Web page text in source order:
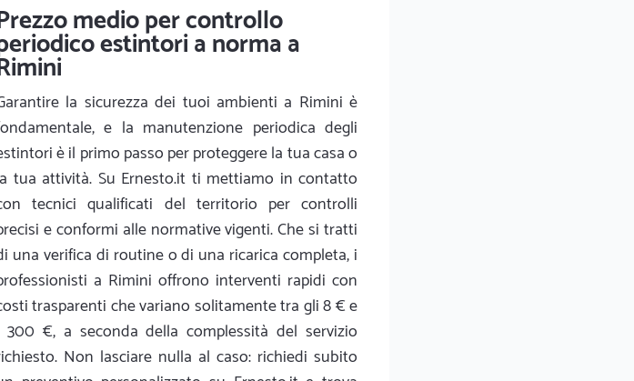
medio per controllo
estintori a norma a
la sicurezza dei tuoi ambienti a Rimini è
e la manutenzione periodica degli
è il primo passo per proteggere la tua casa o
tua attività. Su Ernesto.it ti mettiamo in contatto
tecnici qualificati del territorio per controlli
e conformi alle normative vigenti. Che si tratti
una verifica di routine o di una ricarica completa, i
a Rimini offrono interventi rapidi con
trasparenti che variano solitamente tra gli 8 € e
€, a seconda della complessità del servizio
Non lasciare nulla al caso: richiedi subito